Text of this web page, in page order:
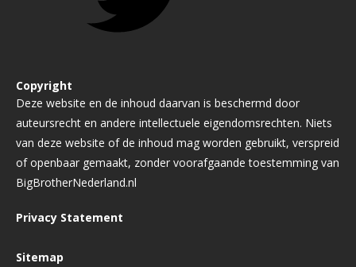
Copyright
Deze website en de inhoud daarvan is beschermd door
auteursrecht en andere intellectuele eigendomsrechten. Niets
van deze website of de inhoud mag worden gebruikt, verspreid
of openbaar gemaakt, zonder voorafgaande toestemming van
BigBrotherNederland.nl
Privacy Statement
Sitemap